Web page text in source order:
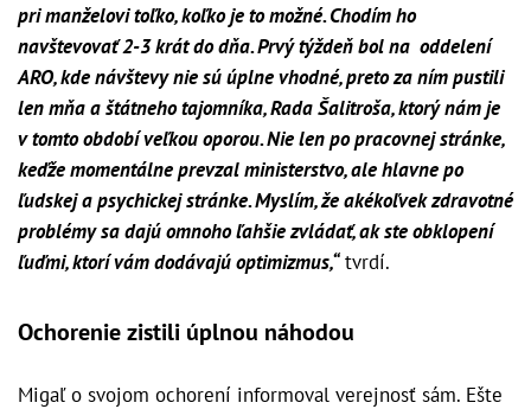
pri manželovi toľko, koľko je to možné. Chodím ho
navštevovať 2-3 krát do dňa. Prvý týždeň bol na oddelení
ARO, kde návštevy nie sú úplne vhodné, preto za ním pustili
len mňa a štátneho tajomníka, Rada Šalitroša, ktorý nám je
v tomto období veľkou oporou. Nie len po pracovnej stránke,
keďže momentálne prevzal ministerstvo, ale hlavne po
ľudskej a psychickej stránke. Myslím, že akékoľvek zdravotné
problémy sa dajú omnoho ľahšie zvládať, ak ste obklopení
ľuďmi, ktorí vám dodávajú optimizmus,“tvrdí.
Ochorenie zistili úplnou náhodou
Migaľ o svojom ochorení informoval verejnosť sám. Ešte